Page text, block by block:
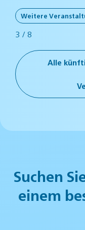
Weitere
3 / 8
Alle
Suchen
einem